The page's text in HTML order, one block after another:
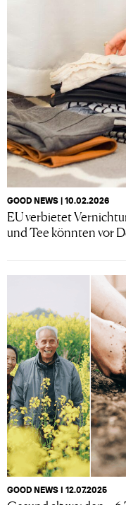
GOOD NEWS | 10.02.2026
EU verbietet
und Tee könnten vor
GOOD NEWS I 12.07.2025